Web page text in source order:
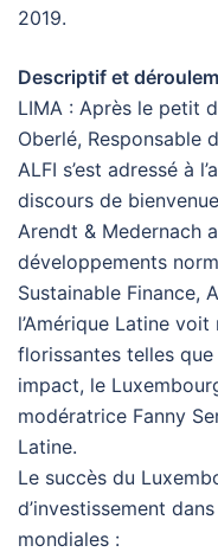
2019.
Descriptif et
LIMA : Après le petit
Oberlé, Responsable
ALFI s’est adressé à
discours de
Arendt & Medernach
développements
Sustainable Finance,
l’Amérique Latine
florissantes telles
impact, le
modératrice Fanny
Latine.
Le succès du
d’investissement
mondiales :